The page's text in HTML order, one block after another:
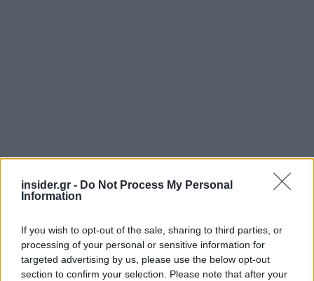
insider.gr - Do Not Process My Personal
Information
If you wish to opt-out of the sale, sharing to third parties, or
processing of your personal or sensitive information for
targeted advertising by us, please use the below opt-out
section to confirm your selection. Please note that after your
έως τις ΗΠΑ
Τα τυροκομικά προϊόντα Θυμέλης βρίσκονται στα